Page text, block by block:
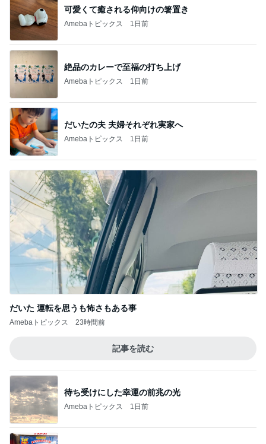
可愛くて癒される仰向けの箸置き
Amebaトピックス 1日前
絶品のカレーで至福の打ち上げ
Amebaトピックス 1日前
だいたの夫 夫婦それぞれ実家へ
Amebaトピックス 1日前
だいた 運転を思うも怖さもある事
Amebaトピックス 23時間前
記事を読む
待ち受けにした幸運の前兆の光
Amebaトピックス 1日前